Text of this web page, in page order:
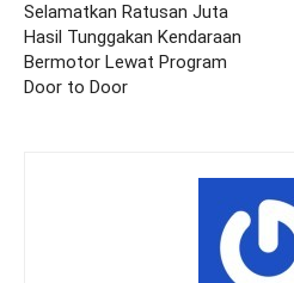
Selamatkan Ratusan Juta
Hasil Tunggakan Kendaraan
Bermotor Lewat Program
Door to Door